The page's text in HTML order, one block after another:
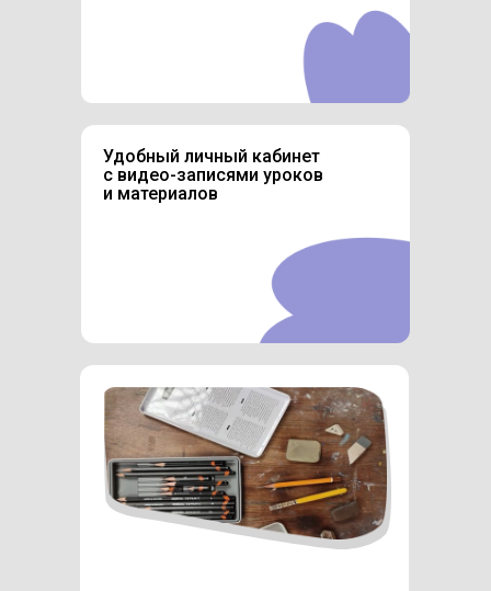
Удобный личный кабинет
с видео-записями уроков
и материалов